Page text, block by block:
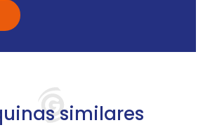
similares